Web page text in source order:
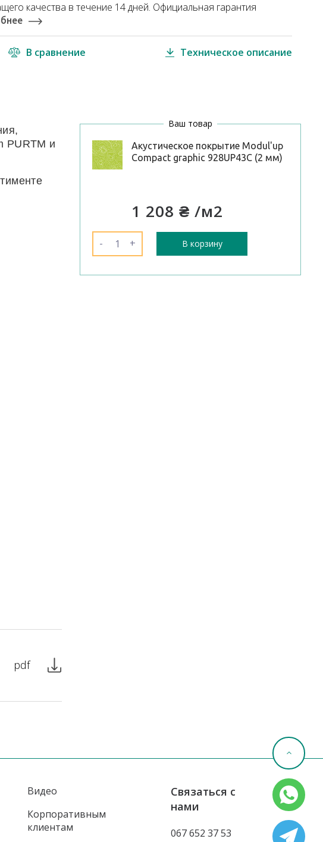
качества в течение 14 дней. Официальная гарантия
В сравнение Техническое описание
PURTM и
pdf
Ваш товар
Акустическое покрытие Modul'up
Compact graphic 928UP43C (2 мм)
1 208 ₴ /м2
- + В корзину
Видео
Корпоративным
клиентам
Связаться с
нами
067 652 37 53